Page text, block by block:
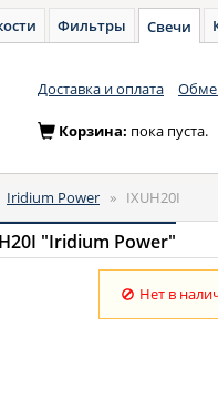
Фильтры Свечи
Доставка и оплата
Корзина: пока пуста.
Iridium Power » IXUH20I
"Iridium Power"
Нет в